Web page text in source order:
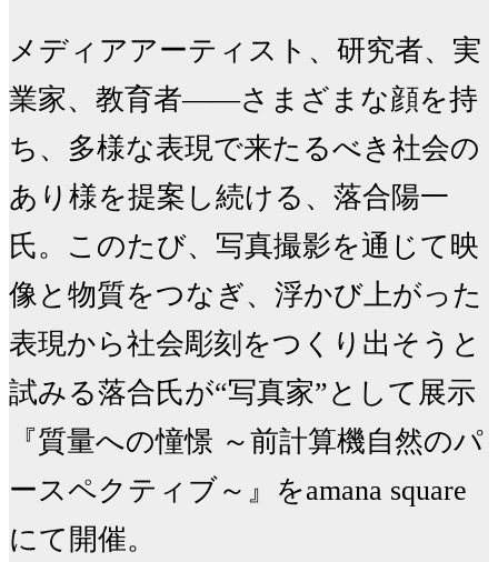
メディアアーティスト、研究者、実
業家、教育者――さまざまな顔を持
ち、多様な表現で来たるべき社会の
あり様を提案し続ける、落合陽一
氏。このたび、写真撮影を通じて映
像と物質をつなぎ、浮かび上がった
表現から社会彫刻をつくり出そうと
試みる落合氏が“写真家”として展示
『質量への憧憬 ～前計算機自然のパ
ースペクティブ～』をamana square
にて開催。